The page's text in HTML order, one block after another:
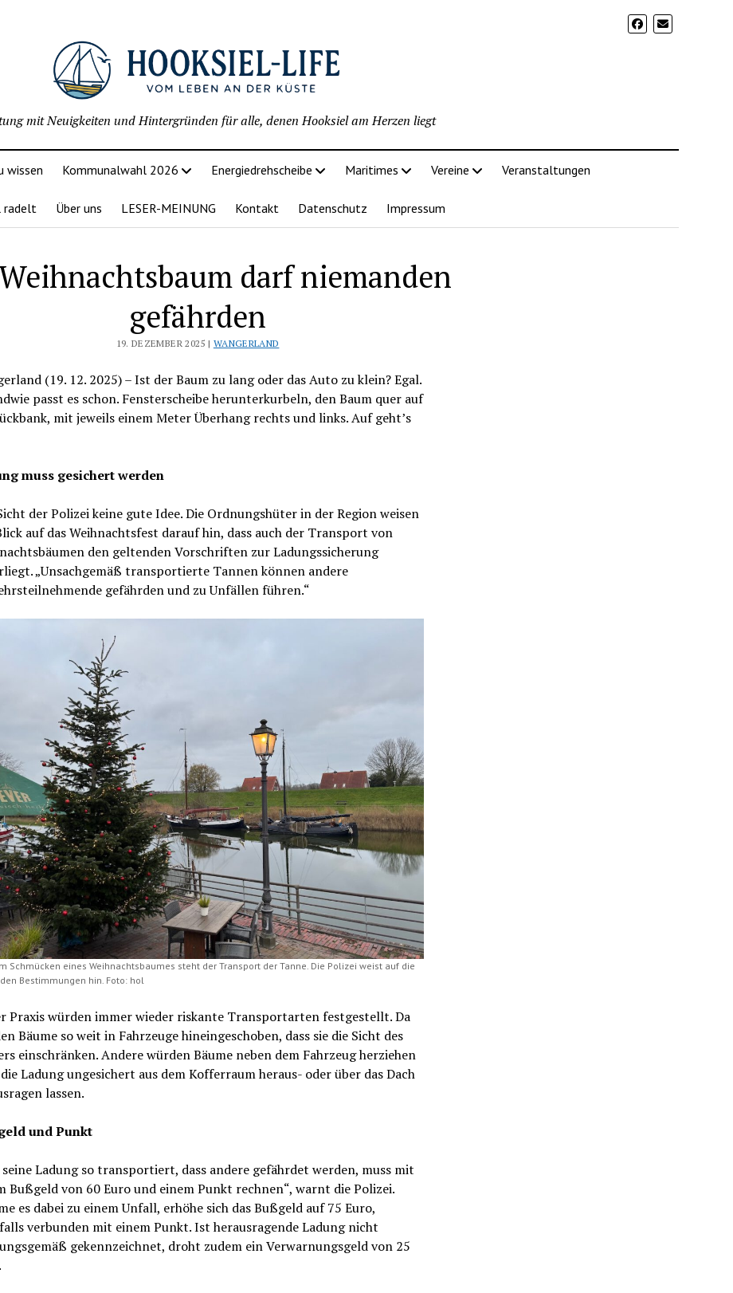
mit Neuigkeiten und Hintergründen für alle, denen Hooksiel am Herzen liegt
wissen Kommunalwahl 2026 Energiedrehscheibe Maritimes Vereine Veranstaltungen
radelt Über uns LESER-MEINUNG Kontakt Datenschutz Impressum
darf niemanden
gefährden
19. DEZEMBER 2025 | WANGERLAND
(19. 12. 2025) – Ist der Baum zu lang oder das Auto zu klein? Egal.
passt es schon. Fensterscheibe herunterkurbeln, den Baum quer auf
mit jeweils einem Meter Überhang rechts und links. Auf geht’s
muss gesichert werden
der Polizei keine gute Idee. Die Ordnungshüter in der Region weisen
auf das Weihnachtsfest darauf hin, dass auch der Transport von
den geltenden Vorschriften zur Ladungssicherung
„Unsachgemäß transportierte Tannen können andere
gefährden und zu Unfällen führen.“
Schmücken eines Weihnachtsbaumes steht der Transport der Tanne. Die Polizei weist auf die
Bestimmungen hin. Foto: hol
Praxis würden immer wieder riskante Transportarten festgestellt. Da
Bäume so weit in Fahrzeuge hineingeschoben, dass sie die Sicht des
einschränken. Andere würden Bäume neben dem Fahrzeug herziehen
Ladung ungesichert aus dem Kofferraum heraus- oder über das Dach
lassen.
und Punkt
seine Ladung so transportiert, dass andere gefährdet werden, muss mit
Bußgeld von 60 Euro und einem Punkt rechnen“, warnt die Polizei.
es dabei zu einem Unfall, erhöhe sich das Bußgeld auf 75 Euro,
verbunden mit einem Punkt. Ist herausragende Ladung nicht
gekennzeichnet, droht zudem ein Verwarnungsgeld von 25